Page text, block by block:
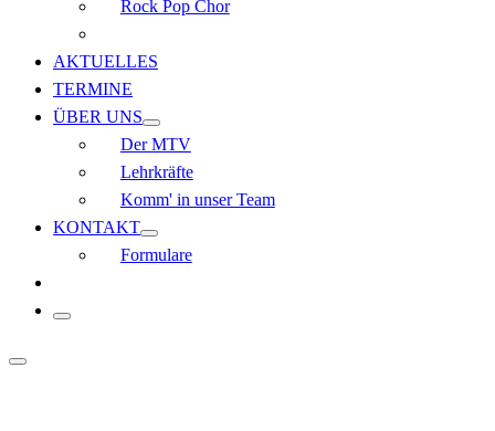
Rock Pop Chor
AKTUELLES
TERMINE
ÜBER UNS
Der MTV
Lehrkräfte
Komm' in unser Team
KONTAKT
Formulare